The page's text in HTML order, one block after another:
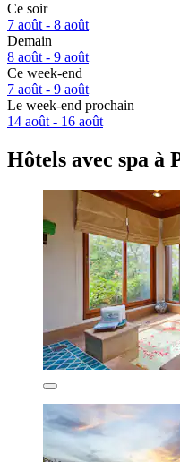
Ce soir
7 août - 8 août
Demain
8 août - 9 août
Ce week-end
7 août - 9 août
Le week-end prochain
14 août - 16 août
Hôtels avec spa à